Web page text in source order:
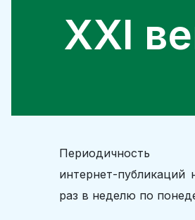
XXI
Периодичность
интернет-публикаций
раз в неделю по